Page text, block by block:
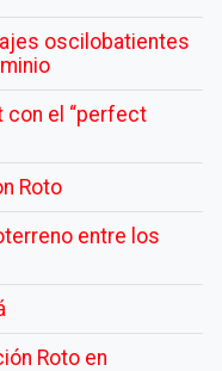
oscilobatientes
con el “perfect
Roto
entre los
Roto en